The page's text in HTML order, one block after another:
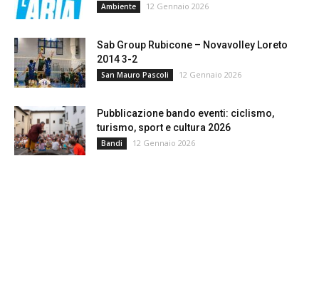
Ambiente 12 Gennaio 2026
Sab Group Rubicone – Novavolley Loreto
2014 3-2
San Mauro Pascoli 12 Gennaio 2026
Pubblicazione bando eventi: ciclismo,
turismo, sport e cultura 2026
Bandi 12 Gennaio 2026